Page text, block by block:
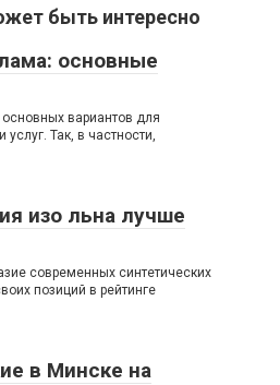
быть интересно
основные
вариантов для
Так, в частности,
изо льна лучше
современных синтетических
позиций в рейтинге
в Минске на